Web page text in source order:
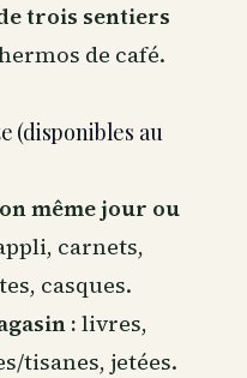
trois sentiers
de café.
(disponibles au
même jour ou
carnets,
casques.
: livres,
tisanes, jetées.